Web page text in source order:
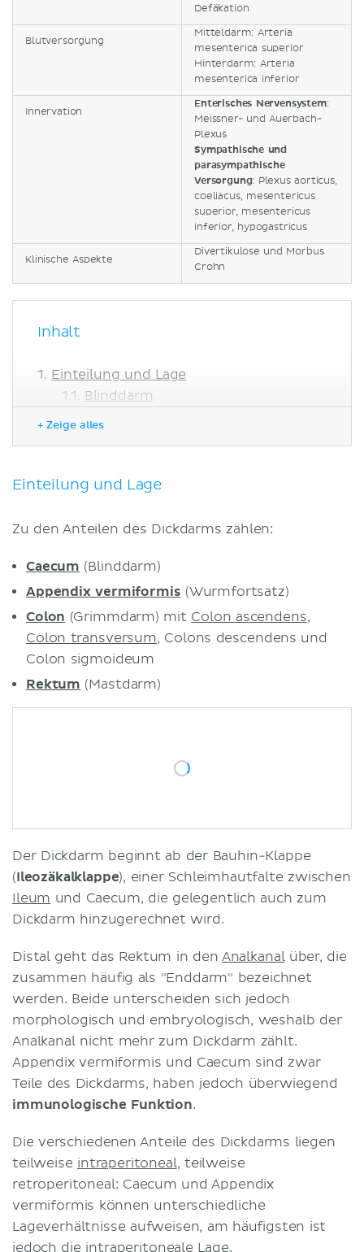
Defäkation
Blutversorgung
Mitteldarm: Arteria
mesenterica superior
Hinterdarm: Arteria
mesenterica inferior
Innervation
Enterisches Nervensystem:
Meissner- und Auerbach-
Plexus
Sympathische und
parasympathische
Versorgung: Plexus aorticus,
coeliacus, mesentericus
superior, mesentericus
inferior, hypogastricus
Klinische Aspekte
Divertikulose und Morbus
Crohn
Inhalt
Einteilung und Lage
Blinddarm
Canalis analis
Funktion
Arterien
Venen
Klinik
Divertikulose
Literaturquellen
Ähnliche Artikel
+ Zeige alles
Einteilung und Lage
Zu den Anteilen des Dickdarms zählen:
Caecum (Blinddarm)
Appendix vermiformis (Wurmfortsatz)
Colon (Grimmdarm) mit Colon ascendens,
Colon transversum, Colons descendens und
Colon sigmoideum
Rektum (Mastdarm)
Der Dickdarm beginnt ab der Bauhin-Klappe
(Ileozäkalklappe), einer Schleimhautfalte zwischen
Ileum und Caecum, die gelegentlich auch zum
Dickdarm hinzugerechnet wird.
Distal geht das Rektum in den Analkanalüber, die
zusammen häufig als "Enddarm" bezeichnet
werden. Beide unterscheiden sich jedoch
morphologisch und embryologisch, weshalb der
Analkanal nicht mehr zum Dickdarm zählt.
Appendix vermiformis und Caecum sind zwar
Teile des Dickdarms, haben jedoch überwiegend
immunologische Funktion.
Die verschiedenen Anteile des Dickdarms liegen
teilweise intraperitoneal, teilweise
retroperitoneal: Caecum und Appendix
vermiformis können unterschiedliche
Lageverhältnisse aufweisen, am häufigsten ist
jedoch die intraperitoneale Lage.